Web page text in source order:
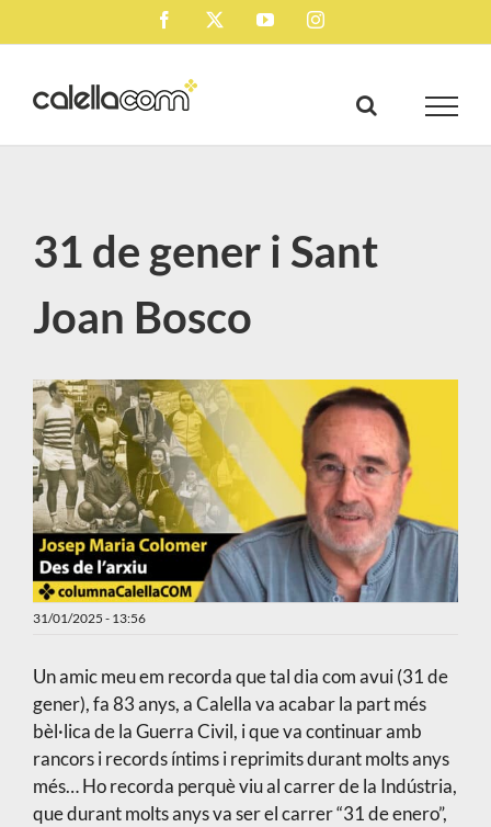
to
Facebook YouTubeInstagram
31 de gener i Sant
Joan Bosco
31/01/2025 - 13:56
Un amic meu em recorda que tal dia com avui (31 de
gener), fa 83 anys, a Calella va acabar la part més
bèl·lica de la Guerra Civil, i que va continuar amb
rancors i records íntims i reprimits durant molts anys
més… Ho recorda perquè viu al carrer de la Indústria,
que durant molts anys va ser el carrer “31 de enero”,